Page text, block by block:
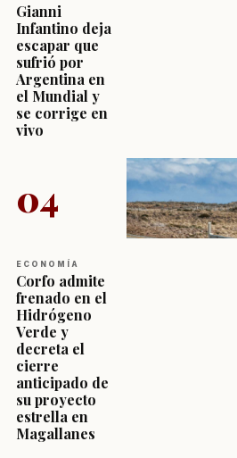
Gianni
Infantino deja
escapar que
sufrió por
Argentina en
el Mundial y
se corrige en
vivo
04
ECONOMÍA
Corfo admite
frenado en el
Hidrógeno
Verde y
decreta el
cierre
anticipado de
su proyecto
estrella en
Magallanes